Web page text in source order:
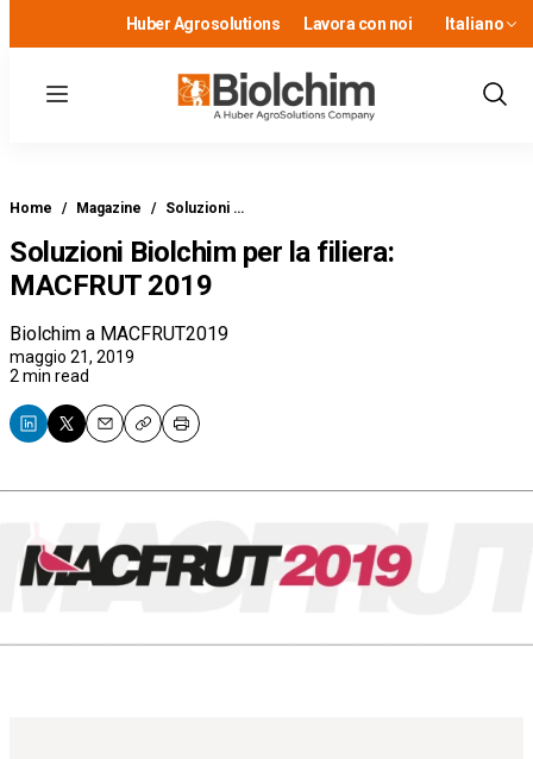
Huber Agrosolutions Lavora con noi Italiano
Menu
Show
Home / Magazine / Soluzioni …
Soluzioni Biolchim per la filiera:
MACFRUT 2019
Biolchim a MACFRUT2019
maggio 21, 2019
2 min read
EmailCopyPrint